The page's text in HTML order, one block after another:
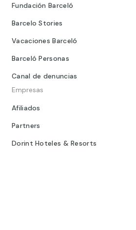
Fundación Barceló
Barcelo Stories
Vacaciones Barceló
Barceló Personas
Canal de denuncias
Empresas
Afiliados
Partners
Dorint Hoteles & Resorts